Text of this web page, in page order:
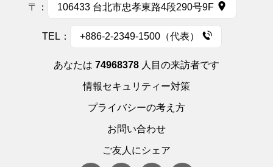
〒： 106433 台北市忠孝東路4段290号9F
TEL： +886-2-2349-1500（代表）
あなたは 74968378 人目の来訪者です
情報セキュリティー対策
プライバシーの考え方
お問い合わせ
ご友人にシェア